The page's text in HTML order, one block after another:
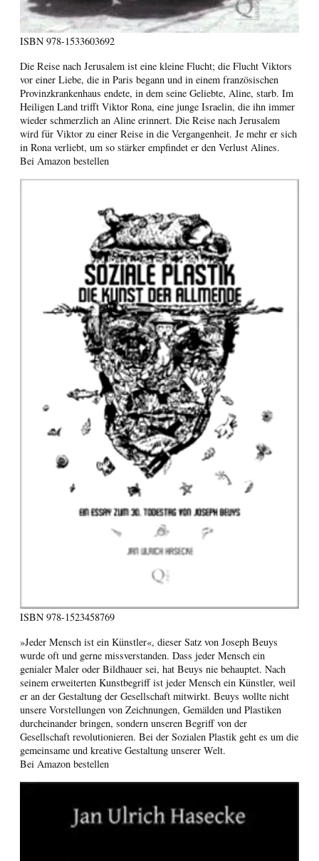
ISBN 978-1533603692
Die Reise nach Jerusalem ist eine kleine Flucht; die Flucht Viktors
vor einer Liebe, die in Paris begann und in einem französischen
Provinzkrankenhaus endete, in dem seine Geliebte, Aline, starb. Im
Heiligen Land trifft Viktor Rona, eine junge Israelin, die ihn immer
wieder schmerzlich an Aline erinnert. Die Reise nach Jerusalem
wird für Viktor zu einer Reise in die Vergangenheit. Je mehr er sich
in Rona verliebt, um so stärker empfindet er den Verlust Alines.
Bei Amazon bestellen
ISBN 978-1523458769
»Jeder Mensch ist ein Künstler«, dieser Satz von Joseph Beuys
wurde oft und gerne missverstanden. Dass jeder Mensch ein
genialer Maler oder Bildhauer sei, hat Beuys nie behauptet. Nach
seinem erweiterten Kunstbegriff ist jeder Mensch ein Künstler, weil
er an der Gestaltung der Gesellschaft mitwirkt. Beuys wollte nicht
unsere Vorstellungen von Zeichnungen, Gemälden und Plastiken
durcheinander bringen, sondern unseren Begriff von der
Gesellschaft revolutionieren. Bei der Sozialen Plastik geht es um die
gemeinsame und kreative Gestaltung unserer Welt.
Bei Amazon bestellen